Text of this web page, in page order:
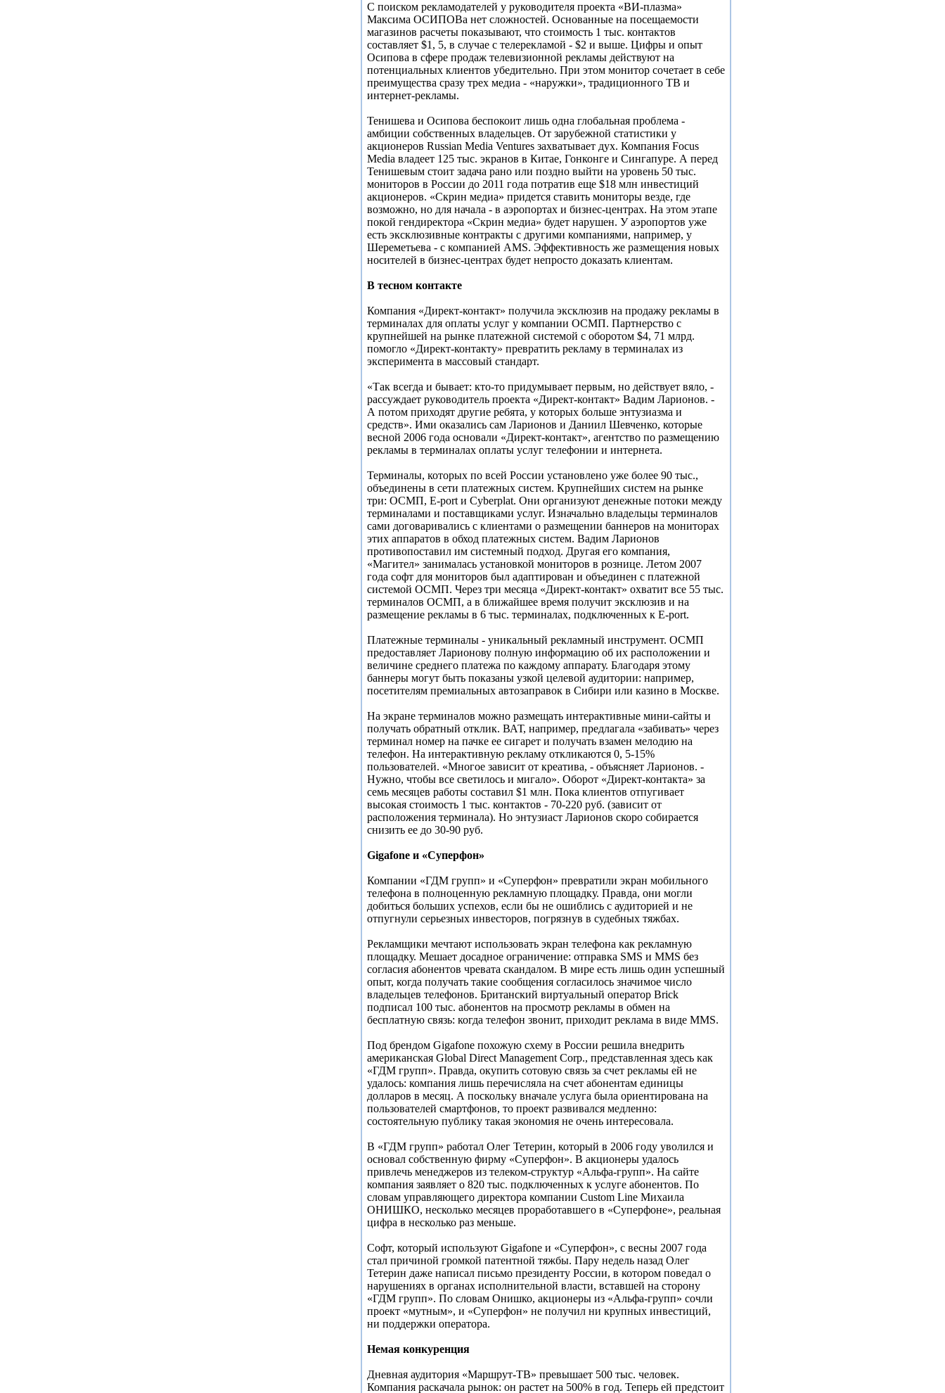
С поиском рекламодателей у руководителя проекта «ВИ-плазма»
Максима ОСИПОВа нет сложностей. Основанные на посещаемости
магазинов расчеты показывают, что стоимость 1 тыс. контактов
составляет $1, 5, в случае с телерекламой - $2 и выше. Цифры и опыт
Осипова в сфере продаж телевизионной рекламы действуют на
потенциальных клиентов убедительно. При этом монитор сочетает в себе
преимущества сразу трех медиа - «наружки», традиционного ТВ и
интернет-рекламы.
Тенишева и Осипова беспокоит лишь одна глобальная проблема -
амбиции собственных владельцев. От зарубежной статистики у
акционеров Russian Media Ventures захватывает дух. Компания Focus
Media владеет 125 тыс. экранов в Китае, Гонконге и Сингапуре. А перед
Тенишевым стоит задача рано или поздно выйти на уровень 50 тыс.
мониторов в России до 2011 года потратив еще $18 млн инвестиций
акционеров. «Скрин медиа» придется ставить мониторы везде, где
возможно, но для начала - в аэропортах и бизнес-центрах. На этом этапе
покой гендиректора «Скрин медиа» будет нарушен. У аэропортов уже
есть эксклюзивные контракты с другими компаниями, например, у
Шереметьева - с компанией AMS. Эффективность же размещения новых
носителей в бизнес-центрах будет непросто доказать клиентам.
В тесном контакте
Компания «Директ-контакт» получила эксклюзив на продажу рекламы в
терминалах для оплаты услуг у компании ОСМП. Партнерство с
крупнейшей на рынке платежной системой с оборотом $4, 71 млрд.
помогло «Директ-контакту» превратить рекламу в терминалах из
эксперимента в массовый стандарт.
«Так всегда и бывает: кто-то придумывает первым, но действует вяло, -
рассуждает руководитель проекта «Директ-контакт» Вадим Ларионов. -
А потом приходят другие ребята, у которых больше энтузиазма и
средств». Ими оказались сам Ларионов и Даниил Шевченко, которые
весной 2006 года основали «Директ-контакт», агентство по размещению
рекламы в терминалах оплаты услуг телефонии и интернета.
Терминалы, которых по всей России установлено уже более 90 тыс.,
объединены в сети платежных систем. Крупнейших систем на рынке
три: ОСМП, E-port и Cyberplat. Они организуют денежные потоки между
терминалами и поставщиками услуг. Изначально владельцы терминалов
сами договаривались с клиентами о размещении баннеров на мониторах
этих аппаратов в обход платежных систем. Вадим Ларионов
противопоставил им системный подход. Другая его компания,
«Магител» занималась установкой мониторов в рознице. Летом 2007
года софт для мониторов был адаптирован и объединен с платежной
системой ОСМП. Через три месяца «Директ-контакт» охватит все 55 тыс.
терминалов ОСМП, а в ближайшее время получит эксклюзив и на
размещение рекламы в 6 тыс. терминалах, подключенных к E-port.
Платежные терминалы - уникальный рекламный инструмент. ОСМП
предоставляет Ларионову полную информацию об их расположении и
величине среднего платежа по каждому аппарату. Благодаря этому
баннеры могут быть показаны узкой целевой аудитории: например,
посетителям премиальных автозаправок в Сибири или казино в Москве.
На экране терминалов можно размещать интерактивные мини-сайты и
получать обратный отклик. ВАТ, например, предлагала «забивать» через
терминал номер на пачке ее сигарет и получать взамен мелодию на
телефон. На интерактивную рекламу откликаются 0, 5-15%
пользователей. «Многое зависит от креатива, - объясняет Ларионов. -
Нужно, чтобы все светилось и мигало». Оборот «Директ-контакта» за
семь месяцев работы составил $1 млн. Пока клиентов отпугивает
высокая стоимость 1 тыс. контактов - 70-220 руб. (зависит от
расположения терминала). Но энтузиаст Ларионов скоро собирается
снизить ее до 30-90 руб.
Gigafone и «Суперфон»
Компании «ГДМ групп» и «Суперфон» превратили экран мобильного
телефона в полноценную рекламную площадку. Правда, они могли
добиться больших успехов, если бы не ошиблись с аудиторией и не
отпугнули серьезных инвесторов, погрязнув в судебных тяжбах.
Рекламщики мечтают использовать экран телефона как рекламную
площадку. Мешает досадное ограничение: отправка SMS и MMS без
согласия абонентов чревата скандалом. В мире есть лишь один успешный
опыт, когда получать такие сообщения согласилось значимое число
владельцев телефонов. Британский виртуальный оператор Brick
подписал 100 тыс. абонентов на просмотр рекламы в обмен на
бесплатную связь: когда телефон звонит, приходит реклама в виде MMS.
Под брендом Gigafone похожую схему в России решила внедрить
американская Global Direct Management Corp., представленная здесь как
«ГДМ групп». Правда, окупить сотовую связь за счет рекламы ей не
удалось: компания лишь перечисляла на счет абонентам единицы
долларов в месяц. А поскольку вначале услуга была ориентирована на
пользователей смартфонов, то проект развивался медленно:
состоятельную публику такая экономия не очень интересовала.
В «ГДМ групп» работал Олег Тетерин, который в 2006 году уволился и
основал собственную фирму «Суперфон». В акционеры удалось
привлечь менеджеров из телеком-структур «Альфа-групп». На сайте
компания заявляет о 820 тыс. подключенных к услуге абонентов. По
словам управляющего директора компании Custom Line Михаила
ОНИШКО, несколько месяцев проработавшего в «Суперфоне», реальная
цифра в несколько раз меньше.
Софт, который используют Gigafone и «Суперфон», с весны 2007 года
стал причиной громкой патентной тяжбы. Пару недель назад Олег
Тетерин даже написал письмо президенту России, в котором поведал о
нарушениях в органах исполнительной власти, вставшей на сторону
«ГДМ групп». По словам Онишко, акционеры из «Альфа-групп» сочли
проект «мутным», и «Суперфон» не получил ни крупных инвестиций,
ни поддержки оператора.
Немая конкуренция
Дневная аудитория «Маршрут-ТВ» превышает 500 тыс. человек.
Компания раскачала рынок: он растет на 500% в год. Теперь ей предстоит